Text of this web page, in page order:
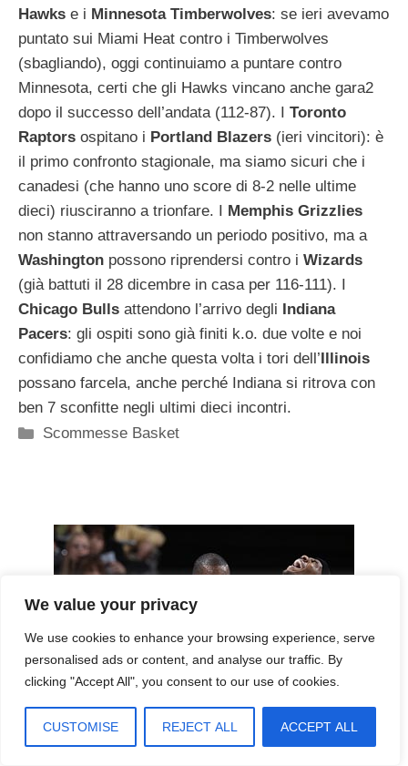
We value your privacy
We use cookies to enhance your browsing experience, serve
personalised ads or content, and analyse our traffic. By
clicking "Accept All", you consent to our use of cookies.
CUSTOMISE REJECT ALL ACCEPT ALL
Hawks e i Minnesota Timberwolves: se ieri avevamo
puntato sui Miami Heat contro i Timberwolves
(sbagliando), oggi continuiamo a puntare contro
Minnesota, certi che gli Hawks vincano anche gara2
dopo il successo dell’andata (112-87). I Toronto
Raptors ospitano i Portland Blazers (ieri vincitori): è
il primo confronto stagionale, ma siamo sicuri che i
canadesi (che hanno uno score di 8-2 nelle ultime
dieci) riusciranno a trionfare. I
Memphis Grizzlies
non stanno attraversando un periodo positivo, ma a
Washington possono riprendersi contro i Wizards
(già battuti il 28 dicembre in casa per 116-111). I
Chicago Bulls attendono l’arrivo degli
Indiana
Pacers: gli ospiti sono già finiti k.o. due volte e noi
confidiamo che anche questa volta i tori dell’ Illinois
possano farcela, anche perché Indiana si ritrova con
ben 7 sconfitte negli ultimi dieci incontri.
Categorie
Scommesse Basket